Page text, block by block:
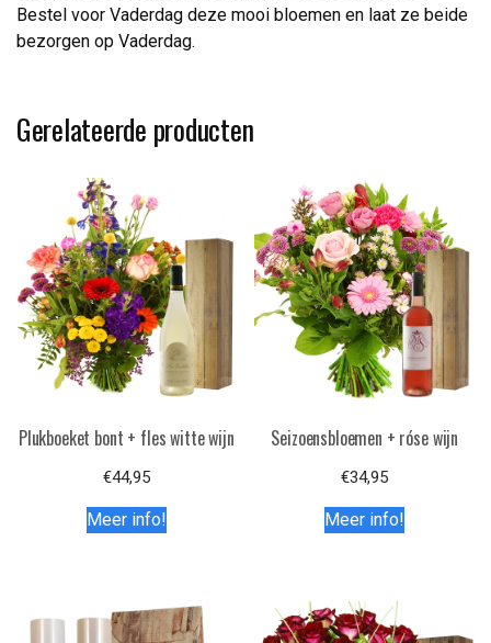
Bestel voor Vaderdag deze mooi bloemen en laat ze beide
bezorgen op Vaderdag.
Gerelateerde producten
Plukboeket bont + fles witte wijn
€44,95
Meer info!
Seizoensbloemen + róse wijn
€34,95
Meer info!